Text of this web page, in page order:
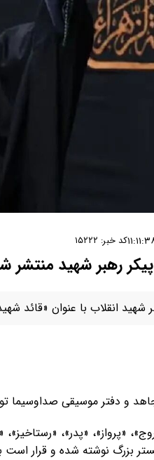
کد خبر: ۱۵۲۲۲
رهبر شهید منتشر
انقلاب با عنوان «قائد
و دفتر موسیقی صداوسیما
شامل ۶ قطعه؛ «عروج»، «پرواز»،
بزرگ نوشته شده و قرار